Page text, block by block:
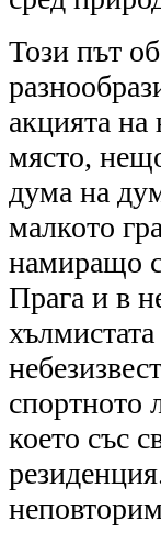
Този път
акцията на
място,
дума на
малкото
намиращо
Прага и в
спортното
което със